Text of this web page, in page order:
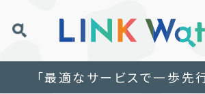
「最適なサービスで一歩先